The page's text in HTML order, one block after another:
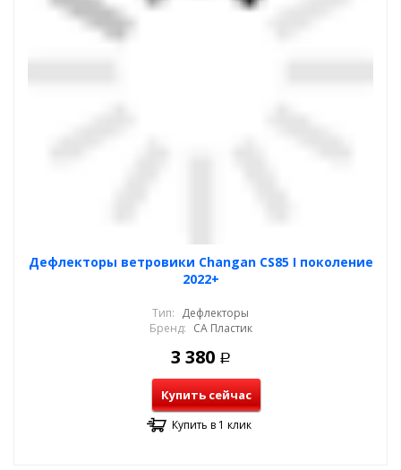
Дефлекторы ветровики Changan CS85 I поколение
2022+
Тип: Дефлекторы
Бренд: СА Пластик
3 380 Р
Купить сейчас
Купить в 1 клик